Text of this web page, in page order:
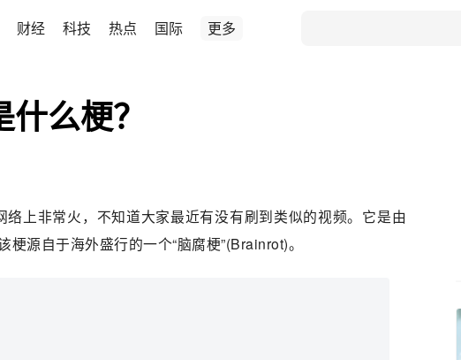
财经 科技 热点 国际 更多
么梗？
络上非常火，不知道大家最近有没有刷到类似的视频。它是由
源自于海外盛行的一个“脑腐梗”(Brainrot)。